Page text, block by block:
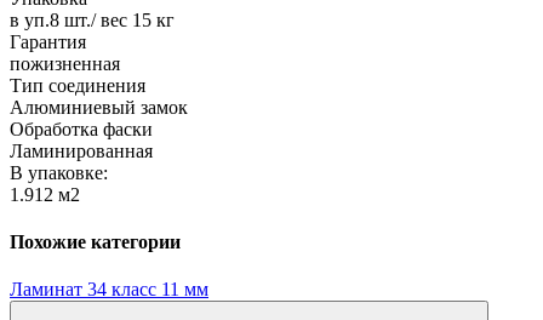
в уп.8 шт./ вес 15 кг
Гарантия
пожизненная
Тип соединения
Алюминиевый замок
Обработка фаски
Ламинированная
В упаковке:
1.912 м2
Похожие категории
Ламинат 34 класс 11 мм